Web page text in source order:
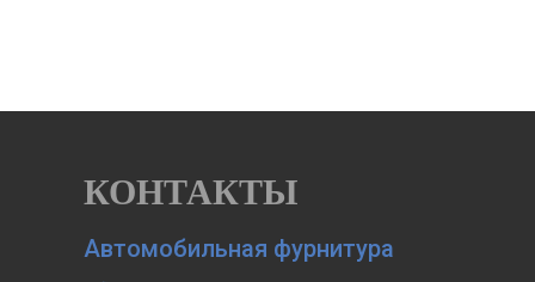
КОНТАКТЫ
Автомобильная фурнитура